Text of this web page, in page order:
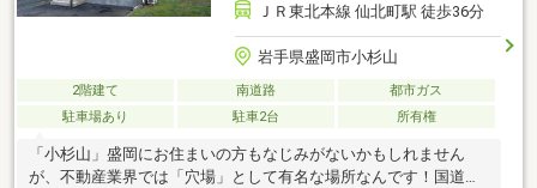
ＪＲ東北本線 仙北町駅 徒歩36分
岩手県盛岡市小杉山
2階建て 南道路
都市ガス
駐車場あり
駐車2台 所有権
「小杉山」盛岡にお住まいの方もなじみがないかもしれません
が、不動産業界では「穴場」として有名な場所なんです！国道４